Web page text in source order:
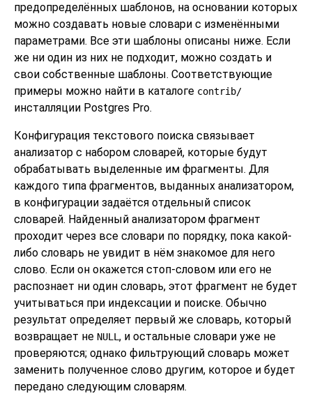
предопределённых шаблонов, на основании которых
можно создавать новые словари с изменёнными
параметрами. Все эти шаблоны описаны ниже. Если
же ни один из них не подходит, можно создать и
свои собственные шаблоны. Соответствующие
примеры можно найти в каталоге contrib/
инсталляции Postgres Pro.
Конфигурация текстового поиска связывает
анализатор с набором словарей, которые будут
обрабатывать выделенные им фрагменты. Для
каждого типа фрагментов, выданных анализатором,
в конфигурации задаётся отдельный список
словарей. Найденный анализатором фрагмент
проходит через все словари по порядку, пока какой-
либо словарь не увидит в нём знакомое для него
слово. Если он окажется стоп-словом или его не
распознает ни один словарь, этот фрагмент не будет
учитываться при индексации и поиске. Обычно
результат определяет первый же словарь, который
возвращает не NULL , и остальные словари уже не
проверяются; однако фильтрующий словарь может
заменить полученное слово другим, которое и будет
передано следующим словарям.